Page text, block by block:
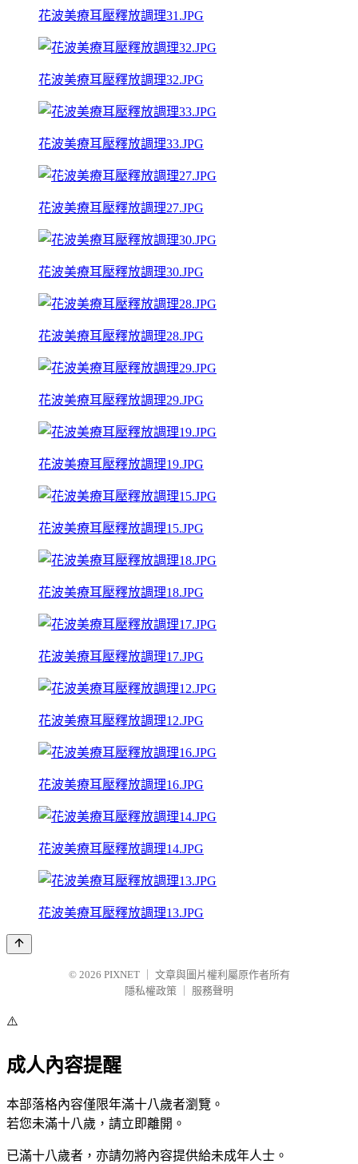
花波美療耳壓釋放調理31.JPG
花波美療耳壓釋放調理32.JPG
花波美療耳壓釋放調理33.JPG
花波美療耳壓釋放調理27.JPG
花波美療耳壓釋放調理30.JPG
花波美療耳壓釋放調理28.JPG
花波美療耳壓釋放調理29.JPG
花波美療耳壓釋放調理19.JPG
花波美療耳壓釋放調理15.JPG
花波美療耳壓釋放調理18.JPG
花波美療耳壓釋放調理17.JPG
花波美療耳壓釋放調理12.JPG
花波美療耳壓釋放調理16.JPG
花波美療耳壓釋放調理14.JPG
花波美療耳壓釋放調理13.JPG
© 2026 PIXNET
文章與圖片權利屬原作者所有
隱私權政策
服務聲明
⚠️
成人內容提醒
本部落格內容僅限年滿十八歲者瀏覽。
若您未滿十八歲，請立即離開。
已滿十八歲者，亦請勿將內容提供給未成年人士。